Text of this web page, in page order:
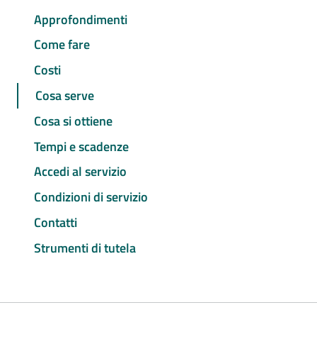
Approfondimenti
Come fare
Costi
Cosa serve
Cosa si ottiene
Tempi e scadenze
Accedi al servizio
Condizioni di servizio
Contatti
Strumenti di tutela